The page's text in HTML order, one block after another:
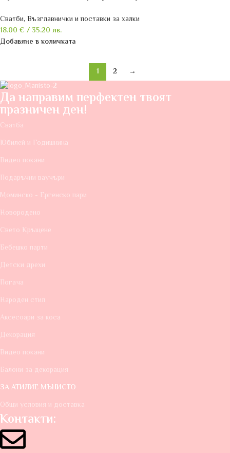
Сватби, Възглавнички и поставки за халки
18.00 €/ 35.20 лв.
Добавяне в количката
1 2 →
Да направим перфектен твоят
празничен ден!
Сватба
Юбилей и Годишнина
Видео покани
Подаръчни ваучъри
Моминско - Ергенско пари
Новородено
Свето Кръщене
Бебешко парти
Детски дрехи
Погача
Народен стил
Аксесоари за коса
Декорация
Видео покани
Балони за декорация
ЗА АТИЛИЕ МЪНИСТО
Общи условия и доставка
Контакти: